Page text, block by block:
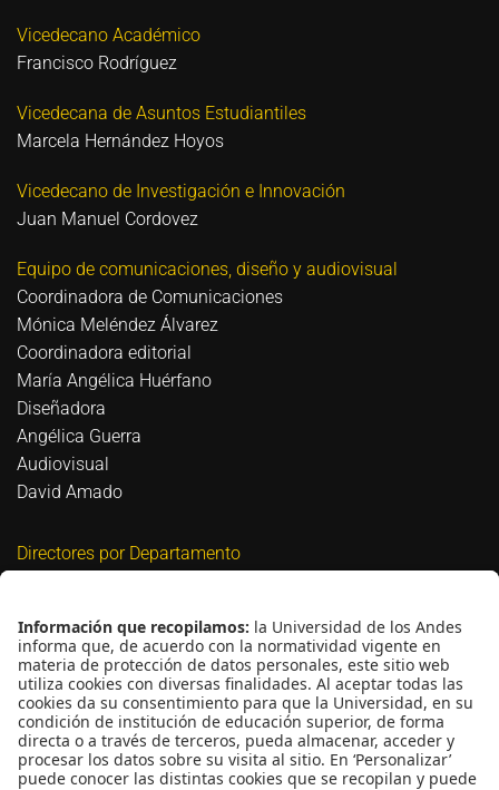
Vicedecano Académico
Francisco Rodríguez
Vicedecana de Asuntos Estudiantiles
Marcela Hernández Hoyos
Vicedecano de Investigación e Innovación
Juan Manuel Cordovez
Equipo de comunicaciones, diseño y audiovisual
Coordinadora de Comunicaciones
Mónica Meléndez Álvarez
Coordinadora editorial
María Angélica Huérfano
Diseñadora
Angélica Guerra
Audiovisual
David Amado
Directores por Departamento
Civil y Ambiental
Nicolás Estrada Mejía
Eléctrica y Electrónica
Guillermo Jiménez Estévez